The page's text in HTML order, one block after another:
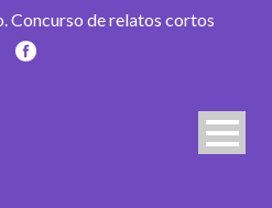
Concurso de relatos cortos